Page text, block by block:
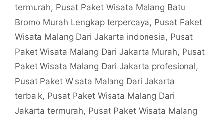
termurah, Pusat Paket Wisata Malang Batu
Bromo Murah Lengkap terpercaya, Pusat Paket
Wisata Malang Dari Jakarta indonesia, Pusat
Paket Wisata Malang Dari Jakarta Murah, Pusat
Paket Wisata Malang Dari Jakarta profesional,
Pusat Paket Wisata Malang Dari Jakarta
terbaik, Pusat Paket Wisata Malang Dari
Jakarta termurah, Pusat Paket Wisata Malang